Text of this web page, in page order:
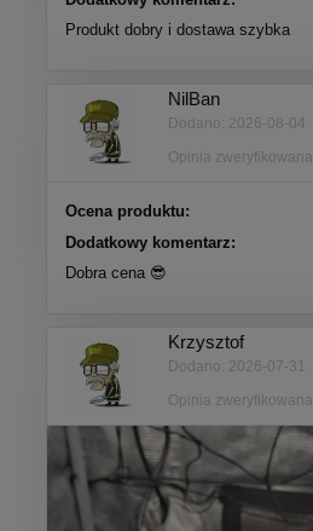
Produkt dobry i dostawa szybka
NilBan
Dodano: 2026-08-04
Opinia zweryfikowana
Ocena produktu:
Dodatkowy komentarz:
Dobra cena 😎
Krzysztof
Dodano: 2026-07-31
Opinia zweryfikowana